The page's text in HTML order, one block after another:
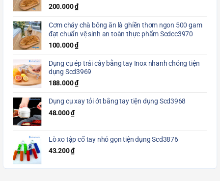
200.000₫
Cơm cháy chà bông ăn là ghiền thơm ngon 500 gam
đạt chuẩn vệ sinh an toàn thực phẩm Scdcc3970
100.000₫
Dụng cụ ép trái cây bằng tay Inox nhanh chóng tiện
dụng Scd3969
188.000₫
Dụng cụ xay tỏi ớt bằng tay tiện dụng Scd3968
48.000₫
Lò xo tập cổ tay nhỏ gọn tiện dụng Scd3876
43.200₫